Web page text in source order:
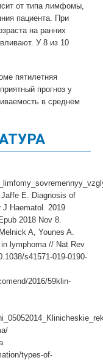
от типа лимфомы,
пациента. При
на ранних
У 8 из 10
пятилетняя
прогноз у
в среднем
E. Diagnosis of
J Haematol. 2019
2018 Nov 8.
A, Younes A.
lymphoma // Nat Rev
s41571-019-0190-
2016/59klin-
types-of-